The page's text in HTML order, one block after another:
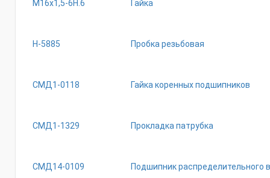
М16х1,5-6Н.6 Гайка
Н-5885 Пробка резьбовая
СМД1-0118 Гайка коренных подшипников
СМД1-1329 Прокладка патрубка
СМД14-0109 Подшипник распределительного